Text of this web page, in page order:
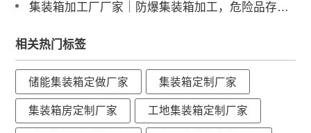
集装箱加工厂厂家｜防爆集装箱加工，危险品存储专用箱制造
相关热门标签
储能集装箱定做厂家 集装箱定制厂家
集装箱房定制厂家 工地集装箱定制厂家